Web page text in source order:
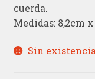
cuerda.
Medidas: 8,2cm
Sin